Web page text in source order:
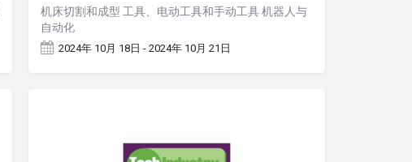
机床切割和成型 工具、电动工具和手动工具 机器人与
自动化
2024年 10月 18日 - 2024年 10月 21日